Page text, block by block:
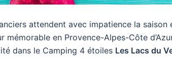
attendent avec impatience la
mémorable en Provence-Alpes-Côte
dans le Camping 4 étoiles Les Lacs du